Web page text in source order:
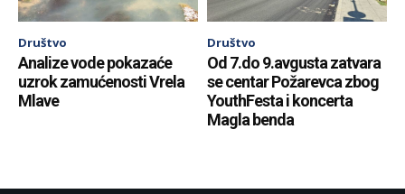
Društvo
Analize vode pokazaće
uzrok zamućenosti Vrela
Mlave
Društvo
Od 7.do 9.avgusta zatvara
se centar Požarevca zbog
YouthFesta i koncerta
Magla benda